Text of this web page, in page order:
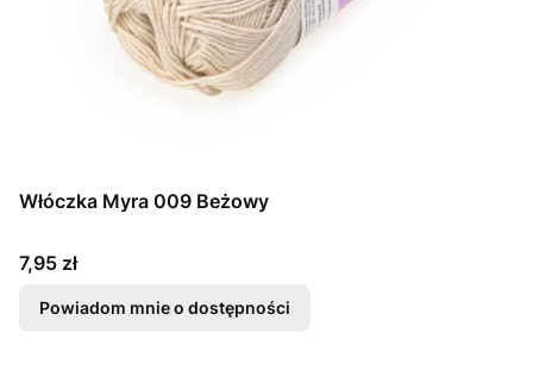
Włóczka Myra 009 Beżowy
Cena
7,95 zł
Powiadom mnie o dostępności